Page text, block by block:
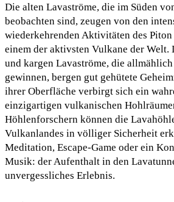
Die alten Lavaströme, die im Süden
beobachten sind, zeugen von den
wiederkehrenden Aktivitäten des Piton
einem der aktivsten Vulkane der Welt.
und kargen Lavaströme, die
gewinnen, bergen gut gehütete
ihrer Oberfläche verbirgt sich ein
einzigartigen vulkanischen
Höhlenforschern können die
Vulkanlandes in völliger Sicherheit
Meditation, Escape-Game oder ein
Musik: der Aufenthalt in den
unvergessliches Erlebnis.